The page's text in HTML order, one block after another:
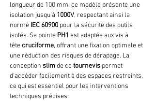
longueur de 100 mm, ce modèle présente une
isolation jusqu'à 1000V, respectant ainsi la
norme IEC 60900 pour la sécurité des outils
isolés. Sa pointe PH1 est adaptée aux vis à
têtecruciforme, offrant une fixation optimale et
une réduction des risques de dérapage. La
conception slimde cetournevis permet
d'accéder facilement à des espaces restreints,
ce qui est essentiel pour les interventions
techniques précises.